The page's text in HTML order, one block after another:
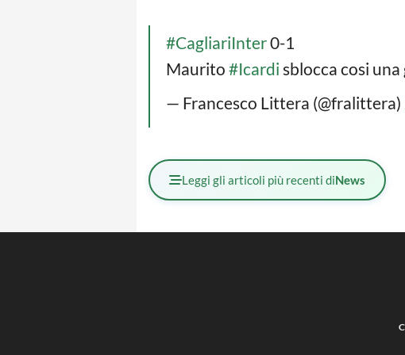
#CagliariInter0-1
Maurito #Icardi sblocca cosi
— Francesco Littera (@fralittera)
Leggi gli articoli più recenti diNews